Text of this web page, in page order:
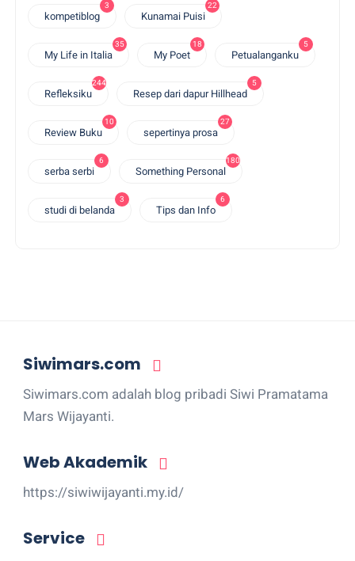
kompetiblog
3
Kunamai Puisi
22
My Life in Italia
35
My Poet
18
Petualanganku
5
Refleksiku
244
Resep dari dapur Hillhead
5
Review Buku
10
sepertinya prosa
27
serba serbi
6
Something Personal
180
studi di belanda
3
Tips dan Info
6
Siwimars.com
Siwimars.com adalah blog pribadi Siwi Pramatama
Mars Wijayanti.
Web Akademik
https://siwiwijayanti.my.id/
Service